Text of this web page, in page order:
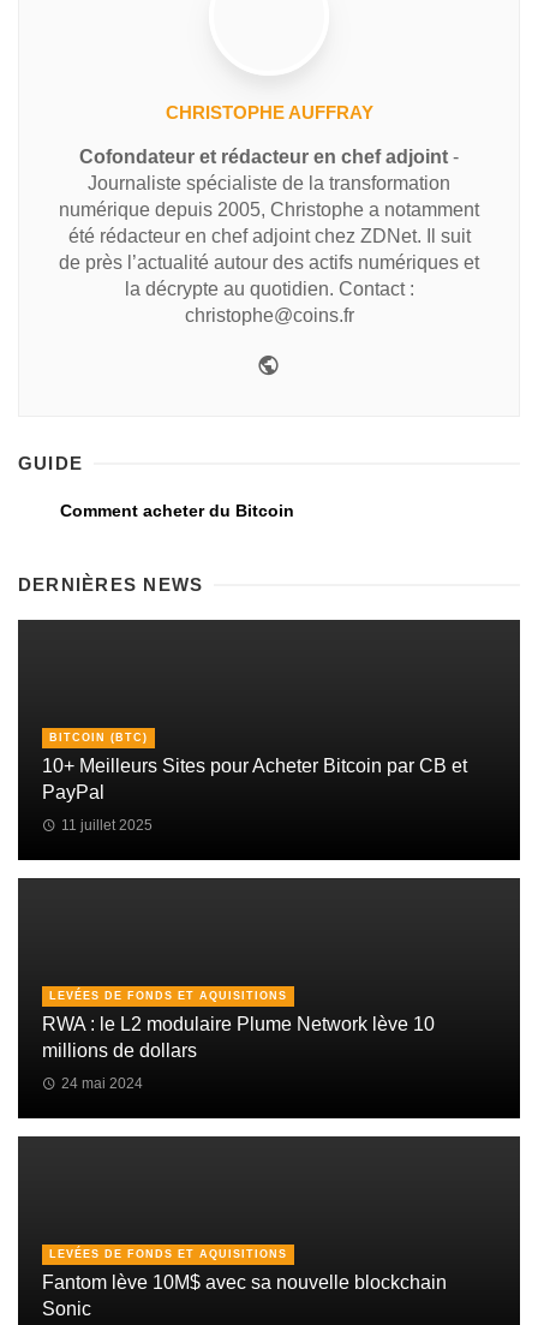
CHRISTOPHE AUFFRAY
Cofondateur et rédacteur en chef adjoint -
Journaliste spécialiste de la transformation
numérique depuis 2005, Christophe a notamment
été rédacteur en chef adjoint chez ZDNet. Il suit
de près l’actualité autour des actifs numériques et
la décrypte au quotidien. Contact :
christophe@coins.fr
GUIDE
Comment acheter du Bitcoin
DERNIÈRES NEWS
BITCOIN (BTC)
10+ Meilleurs Sites pour Acheter Bitcoin par CB et
PayPal
11 juillet 2025
LEVÉES DE FONDS ET AQUISITIONS
RWA : le L2 modulaire Plume Network lève 10
millions de dollars
24 mai 2024
LEVÉES DE FONDS ET AQUISITIONS
Fantom lève 10M$ avec sa nouvelle blockchain
Sonic